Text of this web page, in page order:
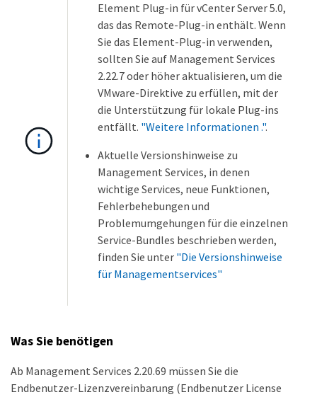
Element Plug-in für vCenter Server 5.0,
das das Remote-Plug-in enthält. Wenn
Sie das Element-Plug-in verwenden,
sollten Sie auf Management Services
2.22.7 oder höher aktualisieren, um die
VMware-Direktive zu erfüllen, mit der
die Unterstützung für lokale Plug-ins
entfällt. "Weitere Informationen .".
Aktuelle Versionshinweise zu
Management Services, in denen
wichtige Services, neue Funktionen,
Fehlerbehebungen und
Problemumgehungen für die einzelnen
Service-Bundles beschrieben werden,
finden Sie unter "Die Versionshinweise
für Managementservices"
Was Sie benötigen
Ab Management Services 2.20.69 müssen Sie die
Endbenutzer-Lizenzvereinbarung (Endbenutzer License